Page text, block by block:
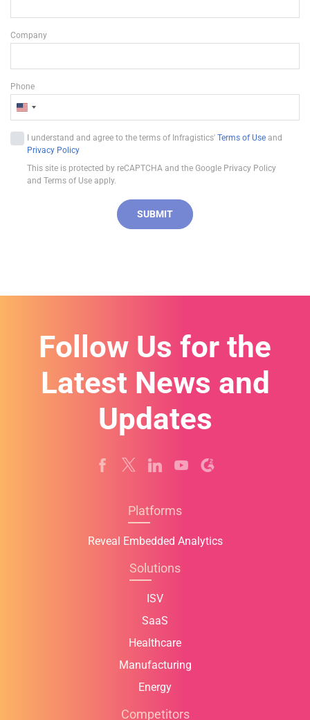
Company
U
i
s
Phone
I understand and agree to the terms of Infragistics' Terms of Use and
Privacy Policy
This site is protected by reCAPTCHA and the Google Privacy Policy
and Terms of Use apply.
SUBMIT
Follow Us for the
Latest News and
Updates
Platforms
Reveal Embedded Analytics
Solutions
ISV
SaaS
Healthcare
Manufacturing
Energy
Competitors